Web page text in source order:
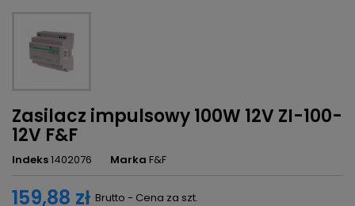
Zasilacz impulsowy 100W 12V ZI-100-
12V F&F
Indeks1402076 Marka F&F
159,88 zł Brutto - Cena za szt.